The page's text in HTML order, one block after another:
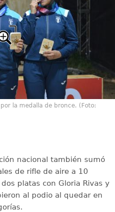
la medalla de bronce. (Foto:
nacional también sumó
de rifle de aire a 10
platas con Gloria Rivas y
al podio al quedar en